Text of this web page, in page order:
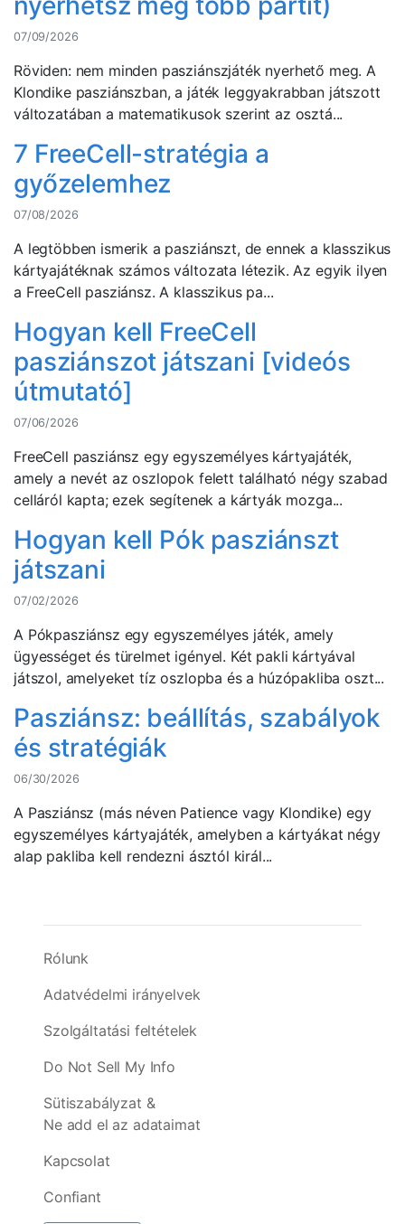
07/09/2026
Röviden: nem minden pasziánszjáték nyerhető meg. A
Klondike pasziánszban, a játék leggyakrabban játszott
változatában a matematikusok szerint az osztá...
7 FreeCell-stratégia a
győzelemhez
07/08/2026
A legtöbben ismerik a pasziánszt, de ennek a klasszikus
kártyajátéknak számos változata létezik. Az egyik ilyen
a FreeCell pasziánsz. A klasszikus pa...
Hogyan kell FreeCell
pasziánszot játszani [videós
útmutató]
07/06/2026
FreeCell pasziánsz egy egyszemélyes kártyajáték,
amely a nevét az oszlopok felett található négy szabad
celláról kapta; ezek segítenek a kártyák mozga...
Hogyan kell Pók pasziánszt
játszani
07/02/2026
A Pókpasziánsz egy egyszemélyes játék, amely
ügyességet és türelmet igényel. Két pakli kártyával
játszol, amelyeket tíz oszlopba és a húzópakliba oszt...
Pasziánsz: beállítás, szabályok
és stratégiák
06/30/2026
A Pasziánsz (más néven Patience vagy Klondike) egy
egyszemélyes kártyajáték, amelyben a kártyákat négy
alap pakliba kell rendezni ásztól királ...
Rólunk
Adatvédelmi irányelvek
Szolgáltatási feltételek
Do Not Sell My Info
Sütiszabályzat &
Ne add el az adataimat
Kapcsolat
Confiant